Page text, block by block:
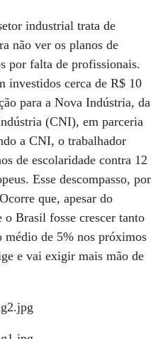
industrial trata de
não ver os planos de
por falta de profissionais.
investidos cerca de R$ 10
para a Nova Indústria, da
(CNI), em parceria
a CNI, o trabalhador
de escolaridade contra 12
Esse descompasso, por
que, apesar do
Brasil fosse crescer tanto
médio de 5% nos próximos
e vai exigir mais mão de